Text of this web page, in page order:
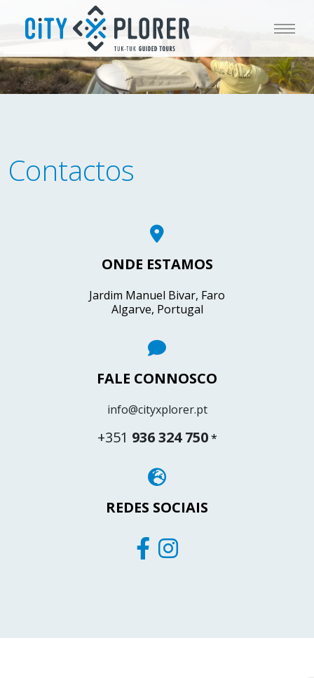
Contactos
ONDE ESTAMOS
Jardim Manuel Bivar, Faro
Algarve, Portugal
FALE CONNOSCO
info@cityxplorer.pt
+351 936 324 750*
REDES SOCIAIS